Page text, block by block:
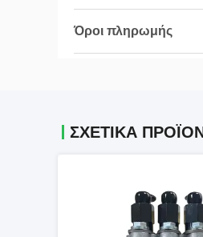
Όροι πληρωμής
ΣΧΕΤΙΚΑ